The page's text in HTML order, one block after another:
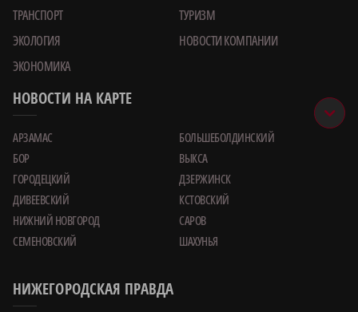
ТРАНСПОРТ
ТУРИЗМ
ЭКОЛОГИЯ
НОВОСТИ КОМПАНИИ
ЭКОНОМИКА
НОВОСТИ НА КАРТЕ
АРЗАМАС
БОЛЬШЕБОЛДИНСКИЙ
БОР
ВЫКСА
ГОРОДЕЦКИЙ
ДЗЕРЖИНСК
ДИВЕЕВСКИЙ
КСТОВСКИЙ
НИЖНИЙ НОВГОРОД
САРОВ
СЕМЕНОВСКИЙ
ШАХУНЬЯ
НИЖЕГОРОДСКАЯ ПРАВДА